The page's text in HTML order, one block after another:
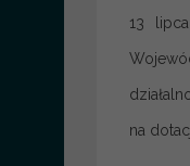
13
na